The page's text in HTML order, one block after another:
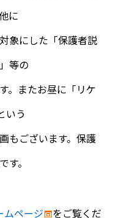
に
象にした「保護者説
等の
。またお昼に「リケ
いう
もございます。保護
す。
ムページ
をご覧くだ